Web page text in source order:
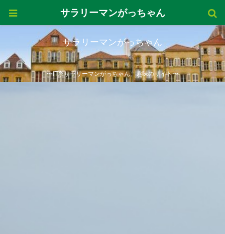
サラリーマンがっちゃん
〜IT系サラリーマンがっちゃん、趣味のサイト〜
サラリーマンがっちゃん